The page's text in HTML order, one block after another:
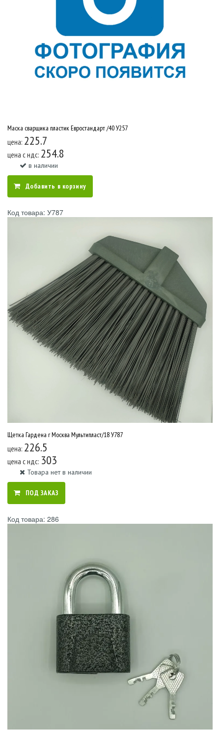
Маска сварщика пластик Евростандарт /40 У257
цена: 225.7
цена c ндс: 254.8
в наличии
Добавить в корзину
Код товара: У787
Щетка Гардена г Москва Мультипласт/18 У787
цена: 226.5
цена c ндс: 303
Товара нет в наличии
ПОД ЗАКАЗ
Код товара: 286